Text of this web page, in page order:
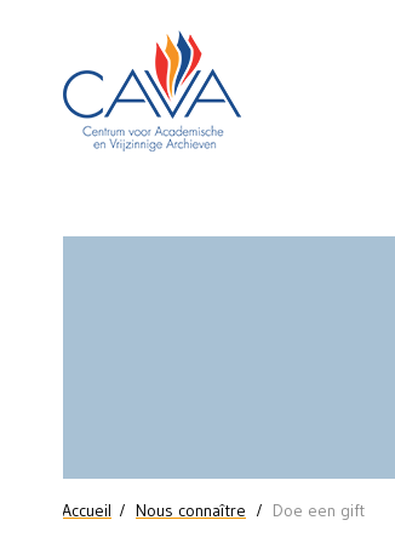
Vous êtes ici
Accueil Nous connaître Doe een gift